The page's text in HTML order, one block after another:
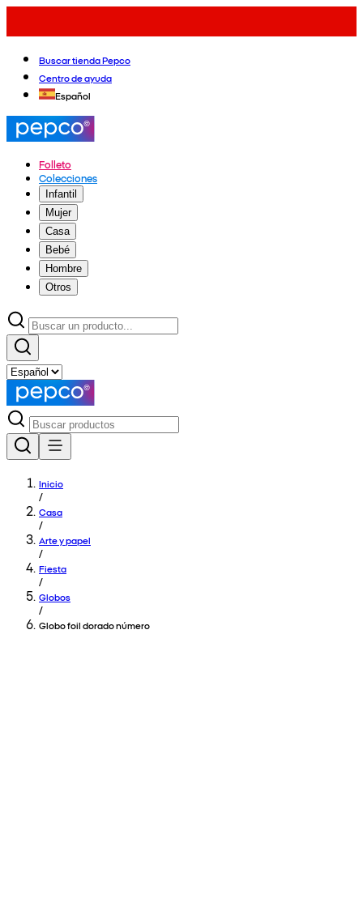
Buscar tienda Pepco
Centro de ayuda
Español
Folleto
Colecciones
Infantil
Mujer
Casa
Bebé
Hombre
Otros
Inicio
/
Casa
/
Arte y papel
/
Fiesta
/
Globos
/
Globo foil dorado número